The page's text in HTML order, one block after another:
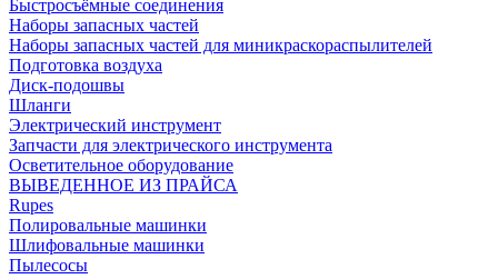
Быстросъёмные соединения
Наборы запасных частей
Наборы запасных частей для миникраскораспылителей
Подготовка воздуха
Диск-подошвы
Шланги
Электрический инструмент
Запчасти для электрического инструмента
Осветительное оборудование
ВЫВЕДЕННОЕ ИЗ ПРАЙСА
Rupes
Полировальные машинки
Шлифовальные машинки
Пылесосы